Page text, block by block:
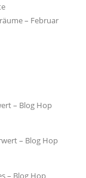
– Februar
– Blog Hop
– Blog Hop
– Blog Hop